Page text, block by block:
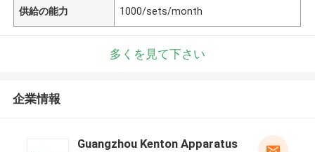
供給の能力 1000/sets/month
多くを見て下さい
企業情報
Guangzhou Kenton Apparatus